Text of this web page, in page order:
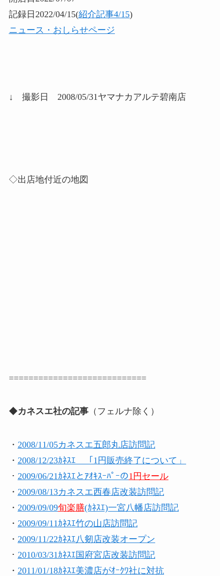
記録日2022/04/15(紹介記事4/15)
ニュース・おしらせページ
↓ 撮影日 2008/05/31ヤマナカアルテ碧南店
◇出店地付近の地図
============================
◆カネスエ社の記事（フェルナ除く）
・ 2008/11/05カネスエ五郎丸店訪問記
・ 2008/12/23ｶﾈｽｴ 「 1円販売終了について」
・ 2009/06/21 ｶﾈｽｴとｱｵｷｽｰﾊﾟｰの1円セール
・ 2009/08/13カネスエ西春店改装訪問記
・ 2009/09/09旬楽膳(ｶﾈｽｴ)一宮八幡店訪問記
・ 2009/09/11 ｶﾈｽｴ竹の山店訪問記
・ 2009/11/22ｶﾈｽｴ八剱店改装オープン
・ 2010/03/31 ｶﾈｽｴ国府宮店改装訪問記
・ 2011/01/18ｶﾈｽｴ美濃店がｵｰｸﾜ社に対抗